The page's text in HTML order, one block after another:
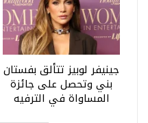
جينيفر لوبيز تتألق بفستان
بني وتحصل على جائزة
المساواة في الترفيه